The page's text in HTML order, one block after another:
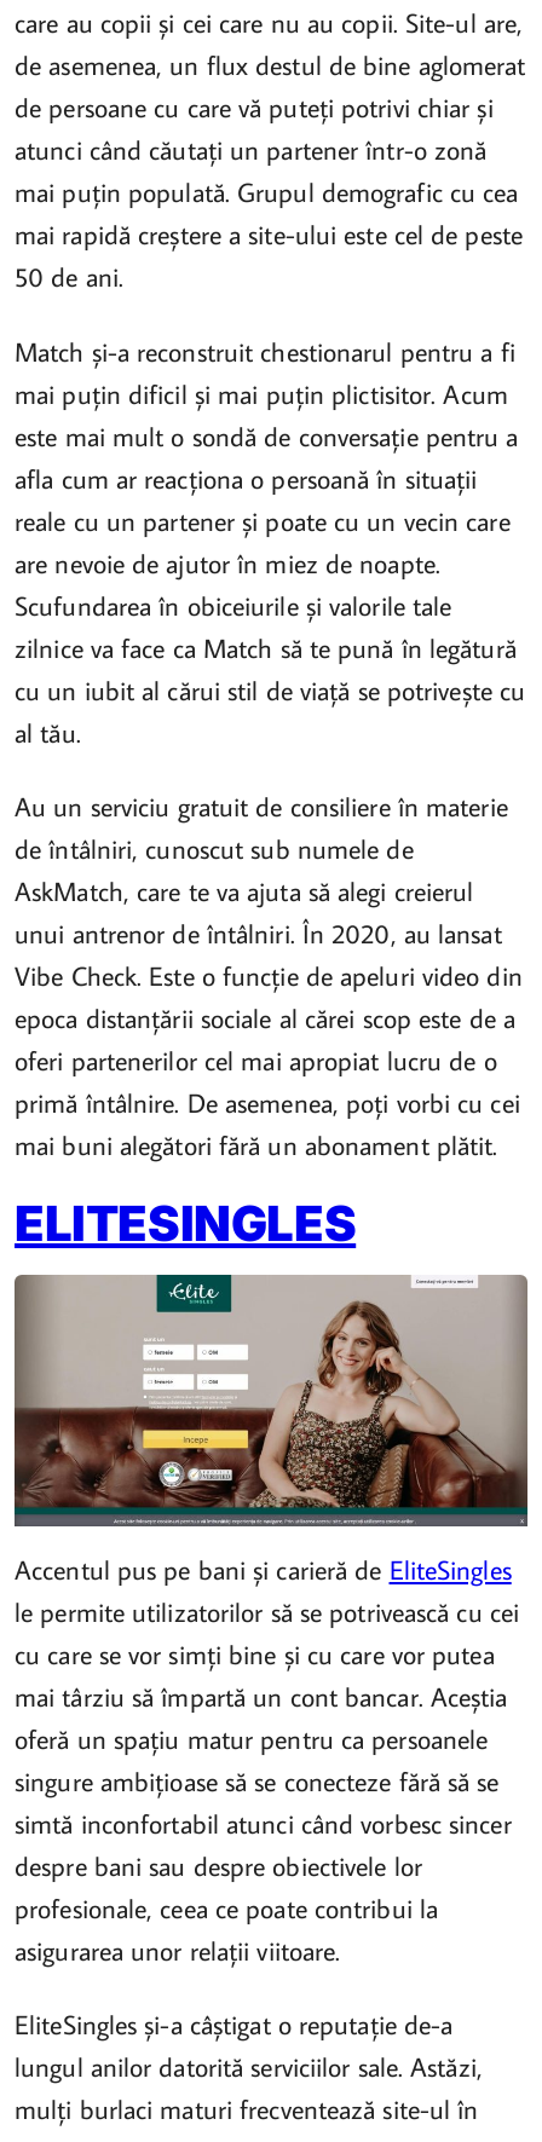
care au copii și cei care nu au copii. Site-ul are,
de asemenea, un flux destul de bine aglomerat
de persoane cu care vă puteți potrivi chiar și
atunci când căutați un partener într-o zonă
mai puțin populată. Grupul demografic cu cea
mai rapidă creștere a site-ului este cel de peste
50 de ani.
Match și-a reconstruit chestionarul pentru a fi
mai puțin dificil și mai puțin plictisitor. Acum
este mai mult o sondă de conversație pentru a
afla cum ar reacționa o persoană în situații
reale cu un partener și poate cu un vecin care
are nevoie de ajutor în miez de noapte.
Scufundarea în obiceiurile și valorile tale
zilnice va face ca Match să te pună în legătură
cu un iubit al cărui stil de viață se potrivește cu
al tău.
Au un serviciu gratuit de consiliere în materie
de întâlniri, cunoscut sub numele de
AskMatch, care te va ajuta să alegi creierul
unui antrenor de întâlniri. În 2020, au lansat
Vibe Check. Este o funcție de apeluri video din
epoca distanțării sociale al cărei scop este de a
oferi partenerilor cel mai apropiat lucru de o
primă întâlnire. De asemenea, poți vorbi cu cei
mai buni alegători fără un abonament plătit.
ELITESINGLES
Accentul pus pe bani și carieră de EliteSingles
le permite utilizatorilor să se potrivească cu cei
cu care se vor simți bine și cu care vor putea
mai târziu să împartă un cont bancar. Aceștia
oferă un spațiu matur pentru ca persoanele
singure ambițioase să se conecteze fără să se
simtă inconfortabil atunci când vorbesc sincer
despre bani sau despre obiectivele lor
profesionale, ceea ce poate contribui la
asigurarea unor relații viitoare.
EliteSingles și-a câștigat o reputație de-a
lungul anilor datorită serviciilor sale. Astăzi,
mulți burlaci maturi frecventează site-ul în